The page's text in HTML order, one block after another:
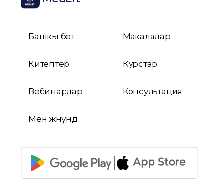
Башкы бет Макалалар
Китептер Курстар
Вебинарлар Консультация
Мен жөнүндө